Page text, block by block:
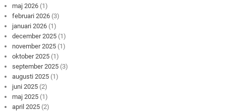
maj 2026 (1)
februari 2026 (3)
januari 2026 (1)
december 2025 (1)
november 2025 (1)
oktober 2025 (1)
september 2025 (3)
augusti 2025 (1)
juni 2025 (2)
maj 2025 (1)
april 2025 (2)